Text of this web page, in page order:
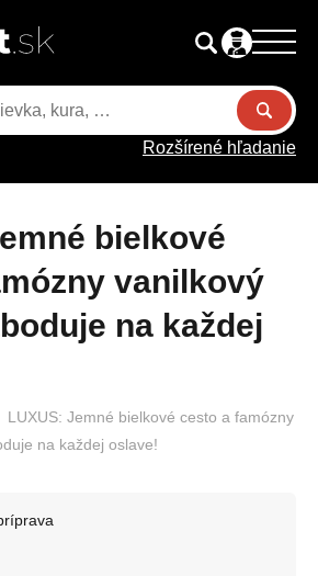
Rozšírené hľadanie
vanilkový
na každej
LUXUS: Jemné bielkové cesto a famózny
na každej oslave!